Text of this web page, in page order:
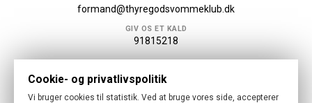
formand@thyregodsvommeklub.dk
GIV OS ET KALD
91815218
Følg os
Cookie- og privatlivspolitik
Vi bruger cookies til statistik. Ved at bruge vores side, accepterer